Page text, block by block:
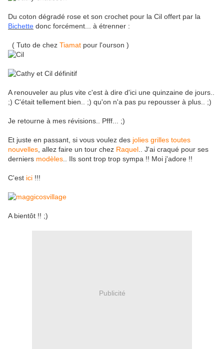
Du coton dégradé rose et son crochet pour la Cil offert par la
Bichette donc forcément... à étrenner :
( Tuto de chez Tiamat pour l'ourson )
A renouveler au plus vite c'est à dire d'ici une quinzaine de jours..
;) C'était tellement bien.. ;) qu'on n'a pas pu repousser à plus.. ;)
Je retourne à mes révisions.. Pfff... ;)
Et juste en passant, si vous voulez des jolies grilles toutes
nouvelles , allez faire un tour chez Raquel .. J'ai craqué pour ses
derniers modèles .. Ils sont trop trop sympa !! Moi j'adore !!
C'est ici !!!
A bientôt !! ;)
Publicité